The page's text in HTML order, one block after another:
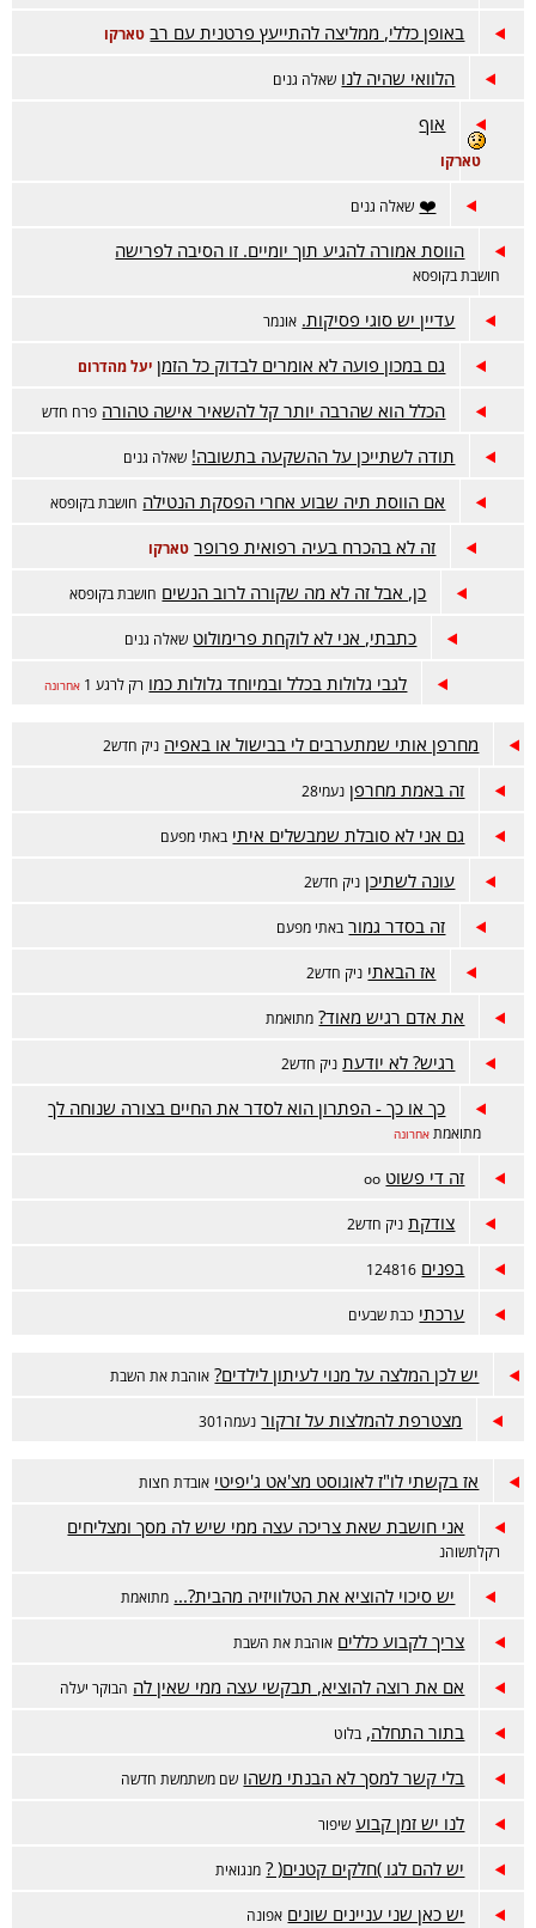
באופן כללי, ממליצה להתייעץ פרטנית עם רב טארקו
הלוואי שהיה לנו שאלה גנים
אוף
טארקו
❤️ שאלה גנים
הווסת אמורה להגיע תוך יומיים. זו הסיבה לפרישה
חושבת בקופסא
עדיין יש סוגי פסיקות. אונמר
גם במכון פועה לא אומרים לבדוק כל הזמן יעל מהדרום
הכלל הוא שהרבה יותר קל להשאיר אישה טהורה פרח חדש
תודה לשתייכן על ההשקעה בתשובה! שאלה גנים
אם הווסת תיה שבוע אחרי הפסקת הנטילה חושבת בקופסא
זה לא בהכרח בעיה רפואית פרופר טארקו
כן, אבל זה לא מה שקורה לרוב הנשים חושבת בקופסא
כתבתי, אני לא לוקחת פרימולוט שאלה גנים
לגבי גלולות בכלל ובמיוחד גלולות כמו רק לרגע 1 אחרונה
מחרפן אותי שמתערבים לי בבישול או באפיה ניק חדש2
זה באמת מחרפן נעמי28
גם אני לא סובלת שמבשלים איתי באתי מפעם
עונה לשתיכן ניק חדש2
זה בסדר גמור באתי מפעם
אז הבאתי ניק חדש2
את אדם רגיש מאוד? מתואמת
רגיש? לא יודעת ניק חדש2
כך או כך - הפתרון הוא לסדר את החיים בצורה שנוחה לך
מתואמת אחרונה
זה די פשוט oo
צודקת ניק חדש2
בפנים 124816
ערכתי כבת שבעים
יש לכן המלצה על מנוי לעיתון לילדים? אוהבת את השבת
מצטרפת להמלצות על זרקור נעמה301
אז בקשתי לו"ז לאוגוסט מצ'אט ג'יפיטי אובדת חצות
אני חושבת שאת צריכה עצה ממי שיש לה מסך ומצליחים
רקלתשוהנ
יש סיכוי להוציא את הטלוויזיה מהבית?... מתואמת
צריך לקבוע כללים אוהבת את השבת
אם את רוצה להוציא, תבקשי עצה ממי שאין לה הבוקר יעלה
בתור התחלה, בלוט
בלי קשר למסך לא הבנתי משהו שם משתמשת חדשה
לנו יש זמן קבוע שיפור
יש להם לגו )חלקים קטנים( ? מנגואית
יש כאן שני עניינים שונים אפונה